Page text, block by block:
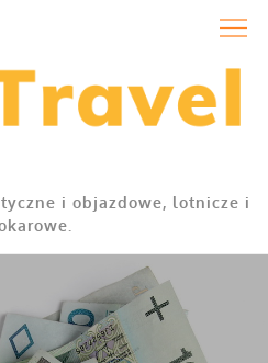
i objazdowe, lotnicze i